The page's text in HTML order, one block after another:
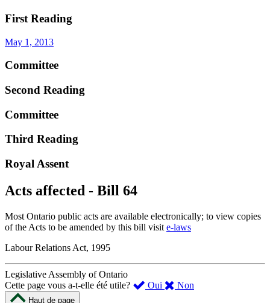
First Reading
May 1, 2013
Committee
Second Reading
Committee
Third Reading
Royal Assent
Acts affected - Bill 64
Most Ontario public acts are available electronically; to view copies
of the Acts to be amended by this bill visit e-laws
Labour Relations Act, 1995
Legislative Assembly of Ontario
Cette page vous a-t-elle été utile?
Oui ,
Non
Haut de page